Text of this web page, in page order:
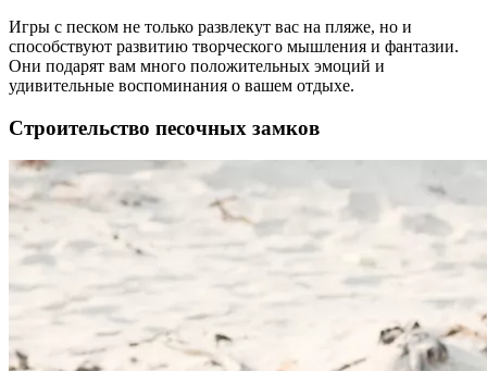
Игры с песком не только развлекут вас на пляже, но и
способствуют развитию творческого мышления и фантазии.
Они подарят вам много положительных эмоций и
удивительные воспоминания о вашем отдыхе.
Строительство песочных замков